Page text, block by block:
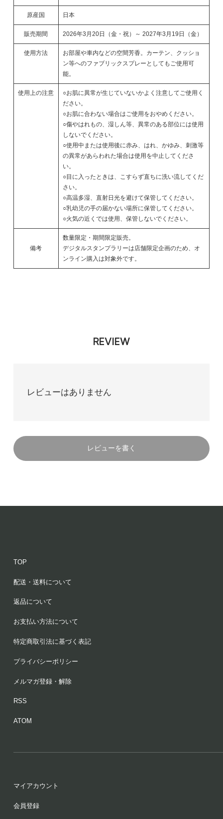
原産国 日本
販売期間 2026年3月20日（金・祝）～ 2027年3月19日（金）
使用方法
お部屋や車内などの空間芳香。カーテン、クッショ
ン等へのファブリックスプレーとしてもご使用可
能。
使用上の注意
○お肌に異常が生じていないかよく注意してご使用く
ださい。
○お肌に合わない場合はご使用をおやめください。
○傷やはれもの、湿しん等、異常のある部位には使用
しないでください。
○使用中または使用後に赤み、はれ、かゆみ、刺激等
の異常があらわれた場合は使用を中止してくださ
い。
○目に入ったときは、こすらず直ちに洗い流してくだ
さい。
○高温多湿、直射日光を避けて保管してください。
○乳幼児の手の届かない場所に保管してください。
○火気の近くでは使用、保管しないでください。
備考
数量限定・期間限定販売。
デジタルスタンプラリーは店舗限定企画のため、オ
ンライン購入は対象外です。
REVIEW
レビューはありません
レビューを書く
TOP
配送・送料について
返品について
お支払い方法について
特定商取引法に基づく表記
プライバシーポリシー
メルマガ登録・解除
RSS
ATOM
マイアカウント
会員登録